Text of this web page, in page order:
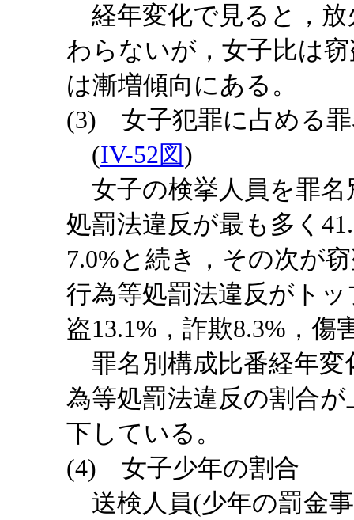
経年変化で見ると，放
わらないが，女子比は
は漸増傾向にある。
(3) 女子犯罪に占める罪
(IV-52図)
女子の検挙人員を罪名
処罰法違反が最も多く
7.0%と続き，その次が
行為等処罰法違反がト
盗13.1%，詐欺8.3%，傷
罪名別構成比番経年変
為等処罰法違反の割合
下している。
(4) 女子少年の割合
送検人員(少年の罰金